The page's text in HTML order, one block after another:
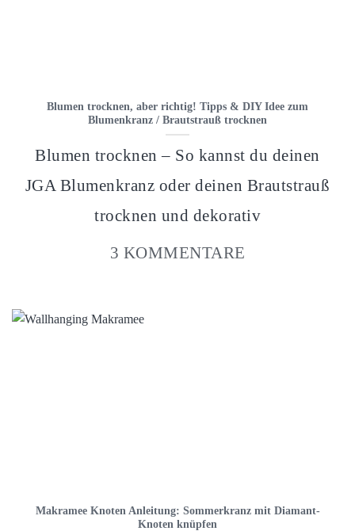
Blumen trocknen, aber richtig! Tipps & DIY Idee zum
Blumenkranz / Brautstrauß trocknen
Blumen trocknen – So kannst du deinen
JGA Blumenkranz oder deinen Brautstrauß
trocknen und dekorativ
3 KOMMENTARE
Makramee Knoten Anleitung: Sommerkranz mit Diamant-
Knoten knüpfen